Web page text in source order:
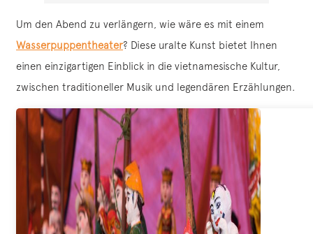
Um den Abend zu verlängern, wie wäre es mit einem
Wasserpuppentheater? Diese uralte Kunst bietet Ihnen
einen einzigartigen Einblick in die vietnamesische Kultur,
zwischen traditioneller Musik und legendären Erzählungen.